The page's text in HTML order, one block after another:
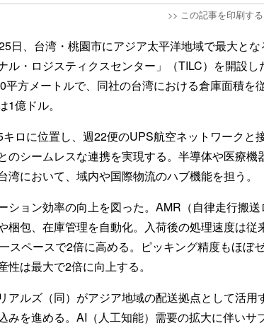
>> この記事を印刷する
日、台湾・桃園市にアジア太平洋地域で最大とな
ル・ロジスティクスセンター」（TILC）を開設し
方メートルで、同社の台湾における倉庫面積を
億ドル。
ロに位置し、週22便のUPS航空ネットワークと
のシームレスな連携を実現する。半導体や医療機
において、域内や国際物流のハブ機能を担う。
ション効率の向上を図った。AMR（自律走行搬送
梱包、在庫管理を自動化。入荷後の処理速度は従
スペースで2倍に高める。ピッキング精度もほぼ
は最大で2倍に向上する。
アルズ（同）がアジア地域の配送拠点として活用
みを進める。AI（人工知能）需要の拡大に伴いサ